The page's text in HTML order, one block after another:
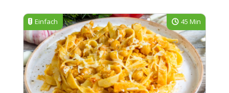
Einfach 45 Min